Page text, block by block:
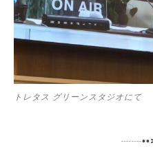
トレタス グリーンスタジオにて